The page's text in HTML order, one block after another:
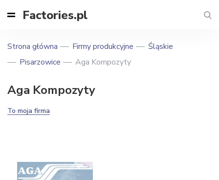
Factories.pl
Strona główna Firmy produkcyjne
Śląskie
Pisarzowice
Aga Kompozyty
Aga Kompozyty
To moja firma